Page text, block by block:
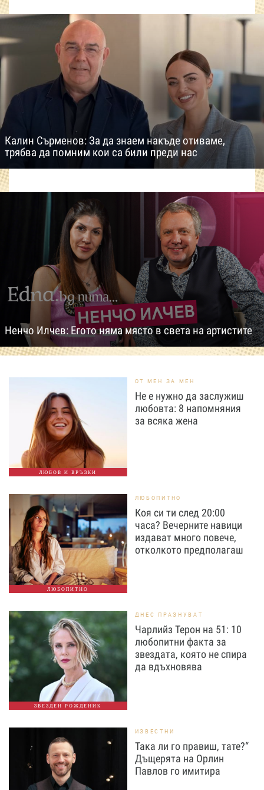
Калин Сърменов: За да знаем накъде отиваме,
трябва да помним кои са били преди нас
Ненчо Илчев: Егото няма място в света на артистите
ЛЮБОВ И ВРЪЗКИ
ОТ МЕН ЗА МЕН
Не е нужно да заслужиш
любовта: 8 напомняния
за всяка жена
ЛЮБОПИТНО
ЛЮБОПИТНО
Коя си ти след 20:00
часа? Вечерните навици
издават много повече,
отколкото предполагаш
ЗВЕЗДЕН РОЖДЕНИК
ДНЕС ПРАЗНУВАТ
Чарлийз Терон на 51: 10
любопитни факта за
звездата, която не спира
да вдъхновява
ИЗВЕСТНИ
Така ли го правиш, тате?“
Дъщерята на Орлин
Павлов го имитира